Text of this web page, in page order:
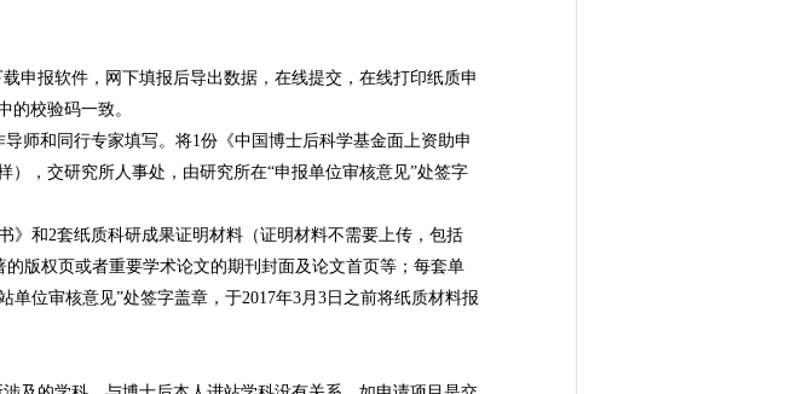
申报软件，网下填报后导出数据，在线提交，在线打印纸质申
的校验码一致。
师和同行专家填写。将1份《中国博士后科学基金面上资助申
，交研究所人事处，由研究所在“申报单位审核意见”处签字
和2套纸质科研成果证明材料（证明材料不需要上传，包括
版权页或者重要学术论文的期刊封面及论文首页等；每套单
位审核意见”处签字盖章，于2017年3月3日之前将纸质材料报